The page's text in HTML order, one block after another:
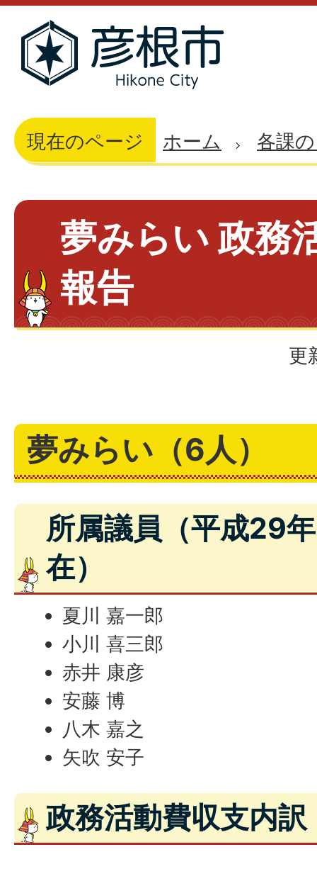
現在のページ ホーム 各課
夢みらい 政務
報告
更
夢みらい（6人）
所属議員（平成29
在）
夏川 嘉一郎
小川 喜三郎
赤井 康彦
安藤 博
八木 嘉之
矢吹 安子
政務活動費収支内訳